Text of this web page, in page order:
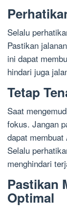
Selalu
Pastikan
ini dapat
hindari juga
Tetap
Saat
fokus. Jangan
dapat
Selalu
menghindari
Pastikan
Optimal